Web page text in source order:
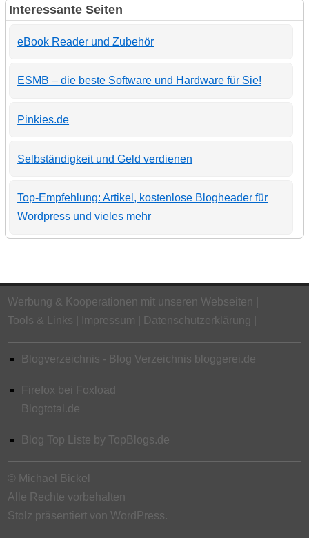
Interessante Seiten
eBook Reader und Zubehör
ESMB – die beste Software und Hardware für Sie!
Pinkies.de
Selbständigkeit und Geld verdienen
Top-Empfehlung: Artikel, kostenlose Blogheader für
Wordpress und vieles mehr
Werbung & Kooperationen mit unseren Webseiten
Tools & Links
Impressum Datenschutzerklärung
Blogverzeichnis - Blog Verzeichnis bloggerei.de
Firefox bei Foxload
Blogtotal.de
Blog Top Liste by TopBlogs.de
© Michael Bickel
Alle Rechte vorbehalten
Stolz präsentiert von WordPress.